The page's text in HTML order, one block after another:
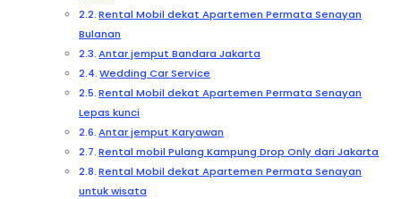
Rental Mobil dekat Apartemen Permata Senayan
Bulanan
Antar jemput Bandara Jakarta
Wedding Car Service
Rental Mobil dekat Apartemen Permata Senayan
Lepas kunci
Antar jemput Karyawan
Rental mobil Pulang Kampung Drop Only dari Jakarta
Rental Mobil dekat Apartemen Permata Senayan
untuk wisata